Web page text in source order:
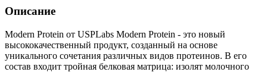
Описание
Modern Protein от USPLabs Modern Protein - это новый
высококачественный продукт, созданный на основе
уникального сочетания различных видов протеинов. В его
состав входит тройная белковая матрица: изолят молочного